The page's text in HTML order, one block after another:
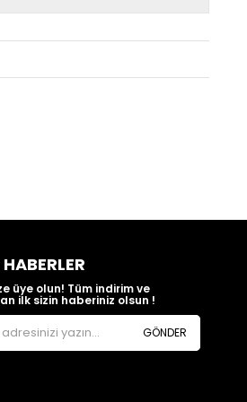
üye olun! Tüm indirim ve
ilk sizin haberiniz olsun !
GÖNDER